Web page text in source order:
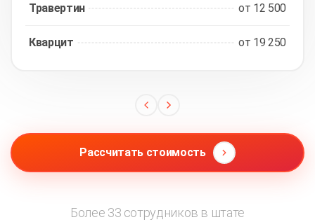
Травертин от 12 500
Кварцит от 19 250
Рассчитать стоимость
Более 33 сотрудников в штате